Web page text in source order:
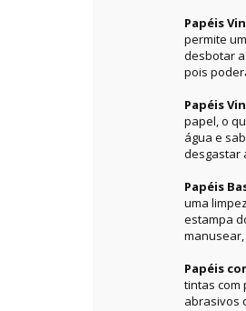
Papéis
permite
desbotar
pois
Papéis
papel, o
água e
desgastar
Papéis
uma
estampa
Papéis
tintas com
abrasivos